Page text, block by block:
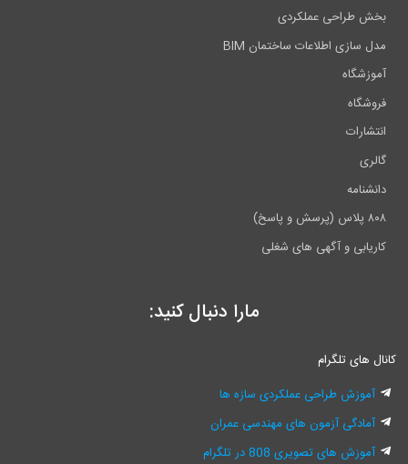
بخش طراحی عملکردی
مدل سازی اطلاعات ساختمان BIM
آموزشگاه
فروشگاه
انتشارات
گالری
دانشنامه
۸۰۸ پلاس (پرسش و پاسخ)
کاریابی و آگهی های شغلی
مارا دنبال کنید:
کانال های تلگرام
آموزش طراحی عملکردی سازه ها
آمادگی آزمون های مهندسی عمران
آموزش های تصویری 808 در تلگرام